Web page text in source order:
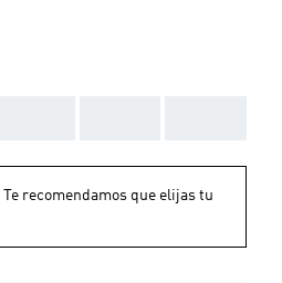
Te recomendamos que elijas tu